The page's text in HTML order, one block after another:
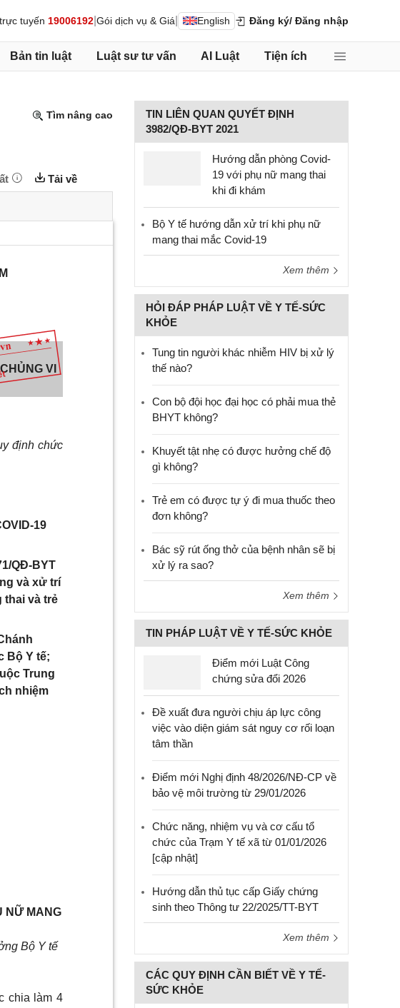
tuyến 19006192 Gói dịch vụ & Giá English Đăng ký/ Đăng nhập
Bản tin luật Luật sư tư vấn AI Luật Tiện ích
Tìm nâng cao
Tải về
VI
định chức
19
QĐ-BYT
và xử trí
thai và trẻ
Bộ Y tế;
Trung
nhiệm
NỮ MANG
Bộ Y tế
chia làm 4
TIN LIÊN QUAN QUYẾT ĐỊNH
3982/QĐ-BYT 2021
Hướng dẫn phòng Covid-
19 với phụ nữ mang thai
khi đi khám
Bộ Y tế hướng dẫn xử trí khi phụ nữ
mang thai mắc Covid-19
Xem thêm
HỎI ĐÁP PHÁP LUẬT VỀ Y TẾ-SỨC
KHỎE
Tung tin người khác nhiễm HIV bị xử lý
thế nào?
Con bộ đội học đại học có phải mua thẻ
BHYT không?
Khuyết tật nhẹ có được hưởng chế độ
gì không?
Trẻ em có được tự ý đi mua thuốc theo
đơn không?
Bác sỹ rút ống thở của bệnh nhân sẽ bị
xử lý ra sao?
Xem thêm
TIN PHÁP LUẬT VỀ Y TẾ-SỨC KHỎE
Điểm mới Luật Công
chứng sửa đổi 2026
Đề xuất đưa người chịu áp lực công
việc vào diện giám sát nguy cơ rối loạn
tâm thần
Điểm mới Nghị định 48/2026/NĐ-CP về
bảo vệ môi trường từ 29/01/2026
Chức năng, nhiệm vụ và cơ cấu tổ
chức của Trạm Y tế xã từ 01/01/2026
[cập nhật]
Hướng dẫn thủ tục cấp Giấy chứng
sinh theo Thông tư 22/2025/TT-BYT
Xem thêm
CÁC QUY ĐỊNH CẦN BIẾT VỀ Y TẾ-
SỨC KHỎE